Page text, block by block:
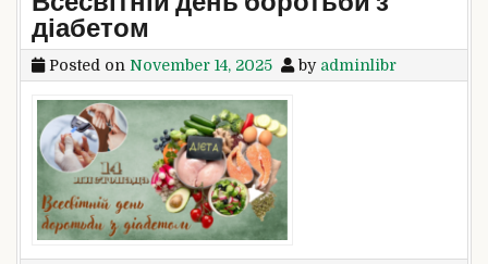
діабетом
Posted on November 14, 2025 by adminlibr